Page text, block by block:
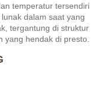
temperatur tersendiri
dalam saat yang
tergantung di struktur
yang hendak di presto.